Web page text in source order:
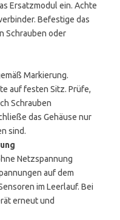
Ersatzmodul ein. Achte
Befestige das
Schrauben oder
Markierung.
auf festen Sitz. Prüfe,
Schrauben
das Gehäuse nur
sind.
Netzspannung
auf dem
im Leerlauf. Bei
erneut und